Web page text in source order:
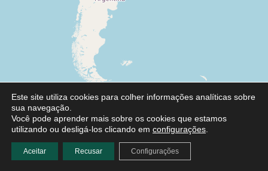
Este site utiliza cookies para colher informações analíticas sobre
sua navegação.
Você pode aprender mais sobre os cookies que estamos
utilizando ou desligá-los clicando em configurações
Aceitar Recusar Configurações